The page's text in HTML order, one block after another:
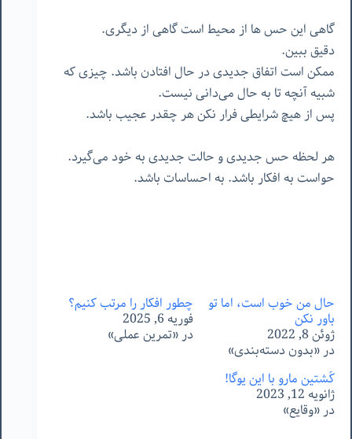
گاهی این حس ها از محیط است گاهی از دیگری.
دقیق ببین.
ممکن است اتفاق جدیدی در حال افتادن باشد. چیزی که
شبیه آنچه تا به حال می‌دانی نیست.
پس از هیچ شرایطی فرار نکن هر چقدر عجیب باشد.
هر لحظه حس جدیدی و حالت جدیدی به خود می‌گیرد.
حواست به افکار باشد. به احساسات باشد.
حال من خوب است، اما تو
باور نکن
ژوئن 8, 2022
در «بدون دسته‌بندی»
چطور افکار را مرتب کنیم؟
فوریه 6, 2025
در «تمرین عملی»
کُشتین مارو با این یوگا!
ژانویه 12, 2023
در «وقایع»